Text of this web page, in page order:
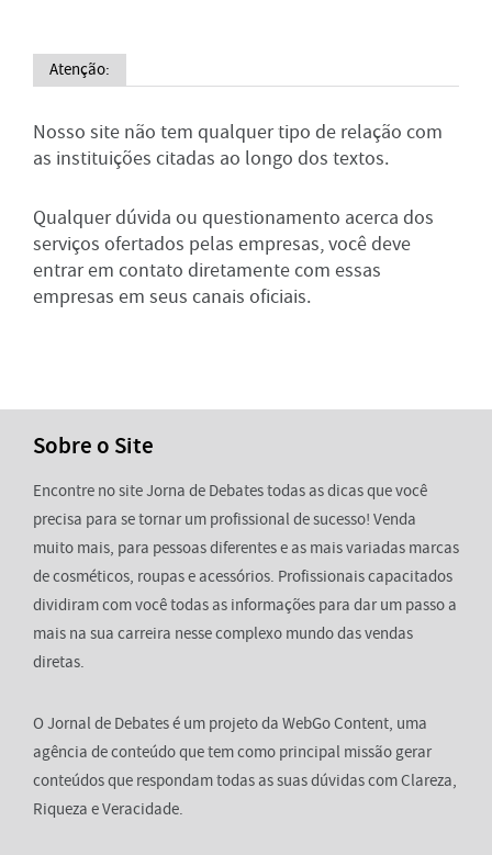
Atenção:
Nosso site não tem qualquer tipo de relação com
as instituições citadas ao longo dos textos.
Qualquer dúvida ou questionamento acerca dos
serviços ofertados pelas empresas, você deve
entrar em contato diretamente com essas
empresas em seus canais oficiais.
Sobre o Site
Encontre no site Jorna de Debates todas as dicas que você
precisa para se tornar um profissional de sucesso! Venda
muito mais, para pessoas diferentes e as mais variadas marcas
de cosméticos, roupas e acessórios. Profissionais capacitados
dividiram com você todas as informações para dar um passo a
mais na sua carreira nesse complexo mundo das vendas
diretas.
O Jornal de Debates é um projeto da WebGo Content, uma
agência de conteúdo que tem como principal missão gerar
conteúdos que respondam todas as suas dúvidas com Clareza,
Riqueza e Veracidade.